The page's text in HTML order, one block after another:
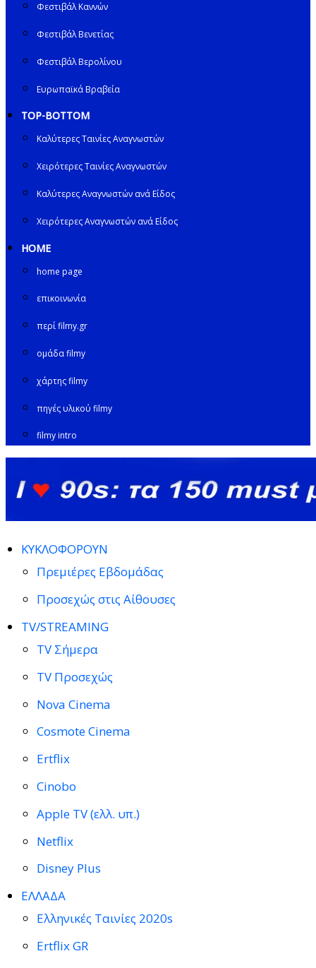
Φεστιβάλ Καννών
Φεστιβάλ Βενετίας
Φεστιβάλ Βερολίνου
Ευρωπαϊκά Βραβεία
TOP-BOTTOM
Καλύτερες Ταινίες Αναγνωστών
Χειρότερες Ταινίες Αναγνωστών
Καλύτερες Αναγνωστών ανά Είδος
Χειρότερες Αναγνωστών ανά Είδος
HOME
home page
επικοινωνία
περί filmy.gr
ομάδα filmy
χάρτης filmy
πηγές υλικού filmy
filmy intro
ΚΥΚΛΟΦΟΡΟΥΝ
Πρεμιέρες Εβδομάδας
Προσεχώς στις Αίθουσες
TV/STREAMING
TV Σήμερα
TV Προσεχώς
Nova Cinema
Cosmote Cinema
Ertflix
Cinobo
Apple TV (ελλ. υπ.)
Netflix
Disney Plus
ΕΛΛΑΔΑ
Ελληνικές Ταινίες 2020s
Ertflix GR